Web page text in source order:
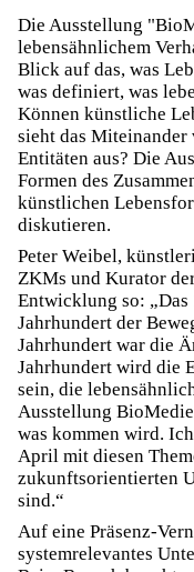
Die Ausstellung
lebensähnlichem
Blick auf das, was
was definiert, was
Können künstliche
sieht das
Entitäten aus? Die
Formen des
künstlichen
diskutieren.
Peter Weibel,
ZKMs und Kurator
Entwicklung so: „Das
Jahrhundert der
Jahrhundert war die
Jahrhundert wird die
sein, die
Ausstellung
was kommen wird.
April mit diesen
zukunftsorientierten
sind.“
Auf eine Präsenz-
systemrelevantes